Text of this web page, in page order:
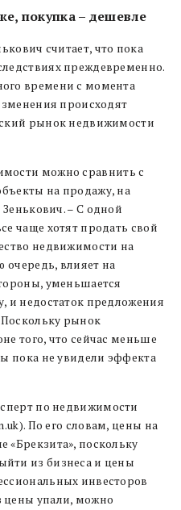
покупка – дешевле
считает, что пока
преждевременно.
времени с момента
происходят
рынок недвижимости
можно сравнить с
на продажу, на
Зенькович.– С одной
чаще хотят продать свой
недвижимости на
очередь, влияет на
уменьшается
и недостаток предложения
рынок
того, что сейчас меньше
пока не увидели эффекта
по недвижимости
По его словам, цены на
поскольку
из бизнеса и цены
инвесторов
цены упали, можно